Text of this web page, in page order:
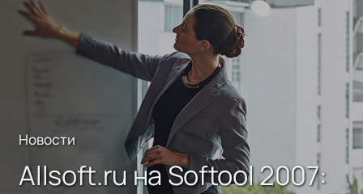
Новости
Allsoft.ru на Softool 2007: